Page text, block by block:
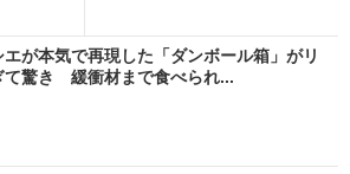
が本気で再現した「ダンボール箱」がリ
て驚き 緩衝材まで食べられ...